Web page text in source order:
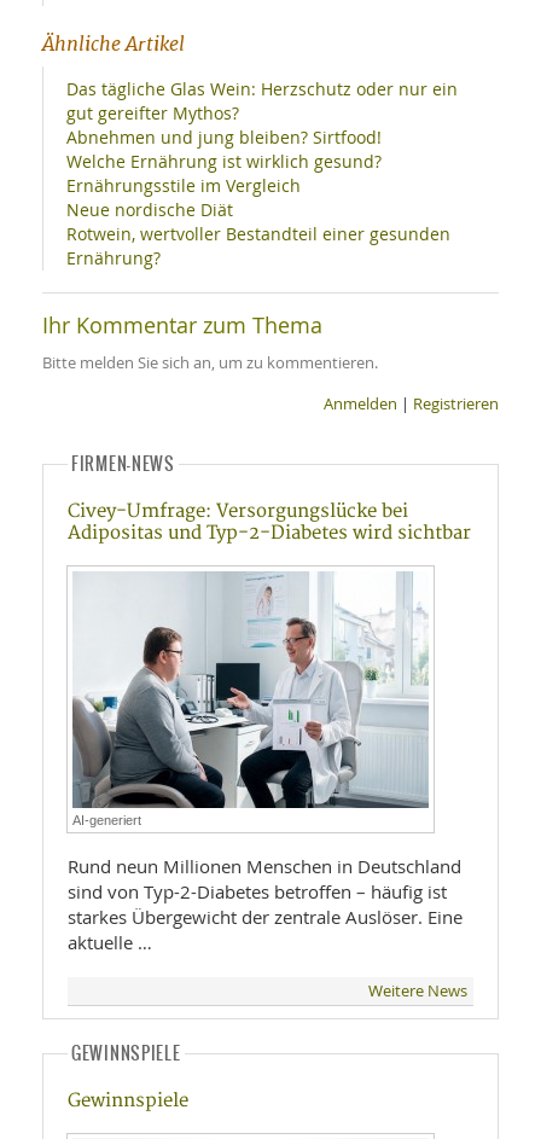
Ähnliche Artikel
Das tägliche Glas Wein: Herzschutz oder nur ein
gut gereifter Mythos?
Abnehmen und jung bleiben? Sirtfood!
Welche Ernährung ist wirklich gesund?
Ernährungsstile im Vergleich
Neue nordische Diät
Rotwein, wertvoller Bestandteil einer gesunden
Ernährung?
Ihr Kommentar zum Thema
Bitte melden Sie sich an, um zu kommentieren.
Anmelden | Registrieren
FIRMEN-NEWS
Civey-Umfrage: Versorgungslücke bei
Adipositas und Typ-2-Diabetes wird sichtbar
AI-generiert
Rund neun Millionen Menschen in Deutschland
sind von Typ-2-Diabetes betroffen – häufig ist
starkes Übergewicht der zentrale Auslöser. Eine
aktuelle …
Weitere News
GEWINNSPIELE
Gewinnspiele